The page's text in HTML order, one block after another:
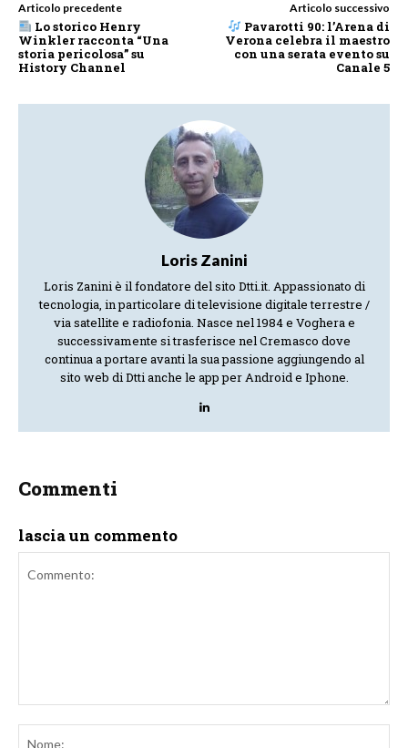
Articolo precedente
Lo storico Henry
Winkler racconta “Una
storia pericolosa” su
History Channel
Articolo successivo
Pavarotti 90: l’Arena di
Verona celebra il maestro
con una serata evento su
Canale 5
Loris Zanini
Loris Zanini è il fondatore del sito Dtti.it. Appassionato di
tecnologia, in particolare di televisione digitale terrestre /
via satellite e radiofonia. Nasce nel 1984 e Voghera e
successivamente si trasferisce nel Cremasco dove
continua a portare avanti la sua passione aggiungendo al
sito web di Dtti anche le app per Android e Iphone.
Commenti
lascia un commento